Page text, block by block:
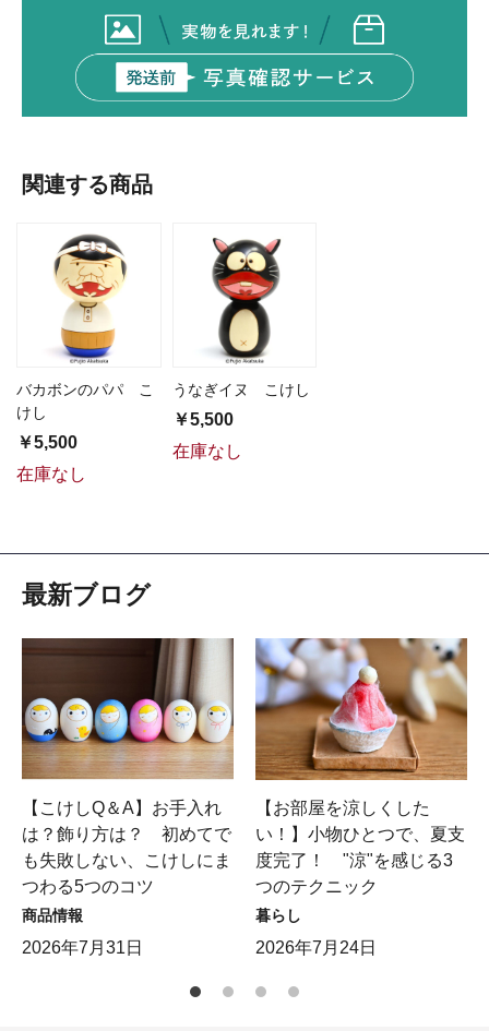
関連する商品
バカボンのパパ こ
けし
￥5,500
在庫なし
うなぎイヌ こけし
￥5,500
在庫なし
最新ブログ
【こけしQ＆A】お手入れ
は？飾り方は？ 初めてで
も失敗しない、こけしにま
つわる5つのコツ
商品情報
2026年7月31日
【お部屋を涼しくした
い！】小物ひとつで、夏支
度完了！ "涼"を感じる3
つのテクニック
暮らし
2026年7月24日